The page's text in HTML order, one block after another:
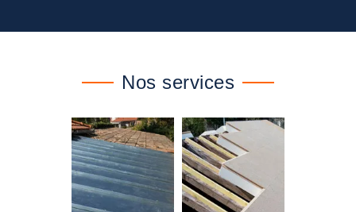
Nos services